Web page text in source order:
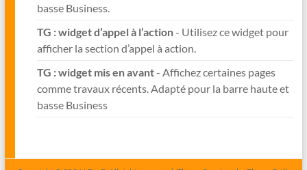
basse Business.
TG : widget d’appel à l’action- Utilisez ce widget pour
afficher la section d’appel à action.
TG : widget mis en avant- Affichez certaines pages
comme travaux récents. Adapté pour la barre haute et
basse Business